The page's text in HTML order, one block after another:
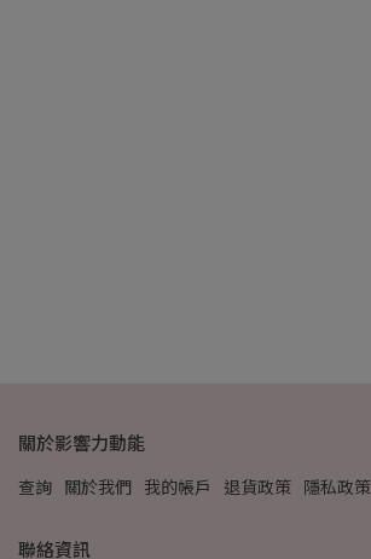
關於影響力動能
查詢 關於我們 我的帳戶 退貨政策 隱私政策
聯絡資訊